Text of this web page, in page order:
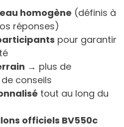
homogène (définis à
réponses)
pour garantir
→ plus de
conseils
tout au long du
officiels BV550c